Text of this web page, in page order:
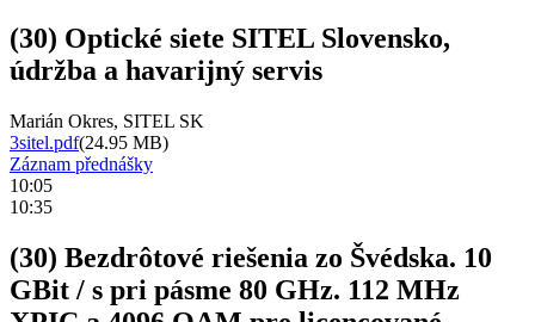
(30) Optické siete SITEL Slovensko,
údržba a havarijný servis
Marián Okres, SITEL SK
3sitel.pdf(24.95 MB)
Záznam přednášky
10:05
10:35
(30) Bezdrôtové riešenia zo Švédska. 10
GBit / s pri pásme 80 GHz. 112 MHz